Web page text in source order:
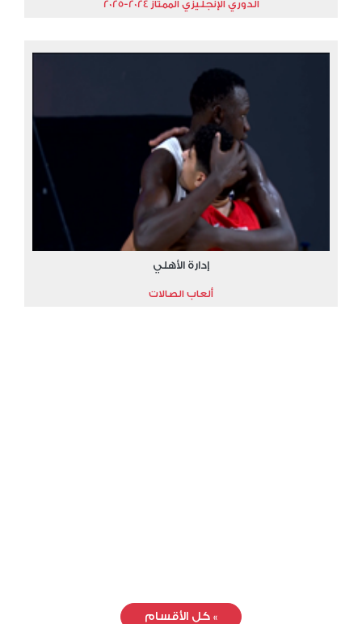
الدوري الإنجليزي الممتاز 2024-2025
إدارة الأهلي
ألعاب الصالات
» كل الأقسام